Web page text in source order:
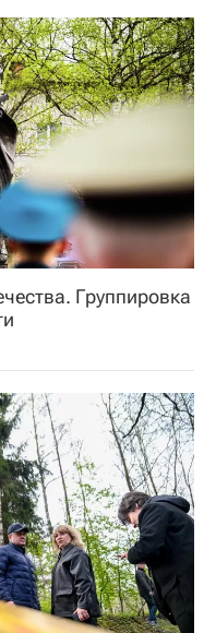
Группировка